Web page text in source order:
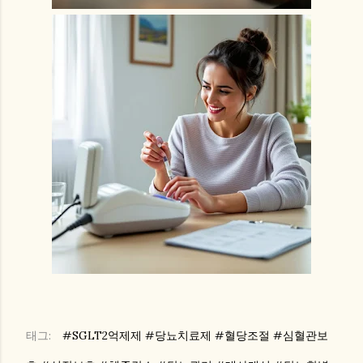
태그: #SGLT2억제제 #당뇨치료제 #혈당조절 #심혈관보